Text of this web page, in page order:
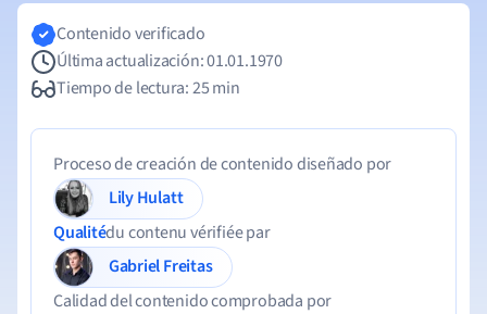
Contenido verificado
Última actualización: 01.01.1970
Tiempo de lectura: 25 min
Proceso de creación de contenido diseñado por
Lily Hulatt
Qualitédu contenu vérifiée par
Gabriel Freitas
Calidad del contenido comprobada por